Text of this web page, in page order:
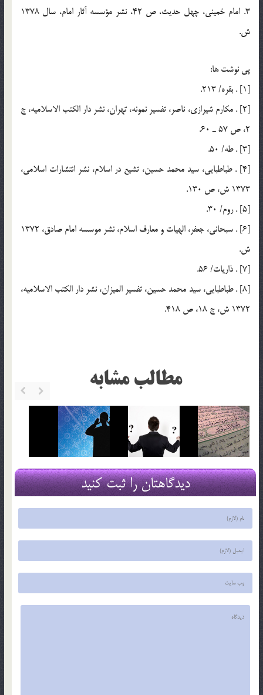
3. امام خميني، چهل حديث، ص 42، نشر مؤسسه آثار امام، سال 1378
ش.
پي نوشت ها:
[1] . بقره/ 213.
[2] . مکارم شيرازي، ناصر، تفسير نمونه، تهران، نشر دار الكتب الاسلاميه، ج
2، ص 57 ـ 60.
[3] . طه/ 50.
[4] . طباطبايي، سيد محمد حسين، تشيع در اسلام، نشر انتشارات اسلامي،
1373 ش، ص 130.
[5] . روم/ 30.
[6] . سبحاني، ‌جعفر، الهيات و معارف اسلام، نشر موسسه امام صادق، 1372
ش.
[7] . ذاريات/ 56.
[8] . طباطبايي، سيد محمد حسين، تفسير الميزان، نشر دار الكتب الاسلاميه،
1372 ش، ج 18، ص 418.
مطالب مشابه
دیدگاهتان را ثبت کنید